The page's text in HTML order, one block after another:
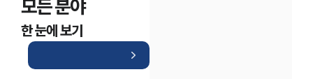
모든 분야
한 눈에 보기